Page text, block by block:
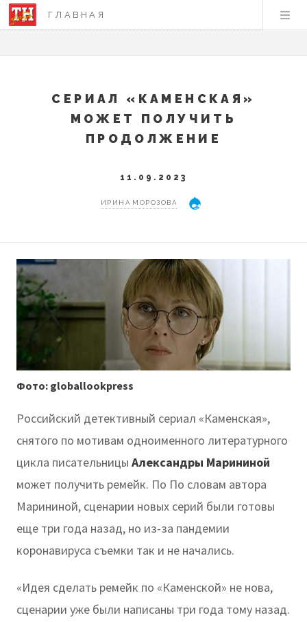
ГЛАВНАЯ
СЕРИАЛ «КАМЕНСКАЯ»
МОЖЕТ ПОЛУЧИТЬ
ПРОДОЛЖЕНИЕ
11.09.2023
ИРИНА МОРОЗОВА
Фото: globallookpress
Российский детективный сериал «Каменская»,
снятого по мотивам одноименного литературного
цикла писательницы Александры Марининой
может получить ремейк. По По словам автора
Марининой, сценарии новых серий были готовы
еще три года назад, но из-за пандемии
коронавируса съемки так и не начались.
«Идея сделать ремейк по «Каменской» не нова,
сценарии уже были написаны три года тому назад.